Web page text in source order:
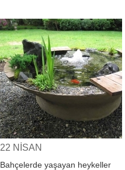
22 NİSAN
Bahçelerde yaşayan heykeller